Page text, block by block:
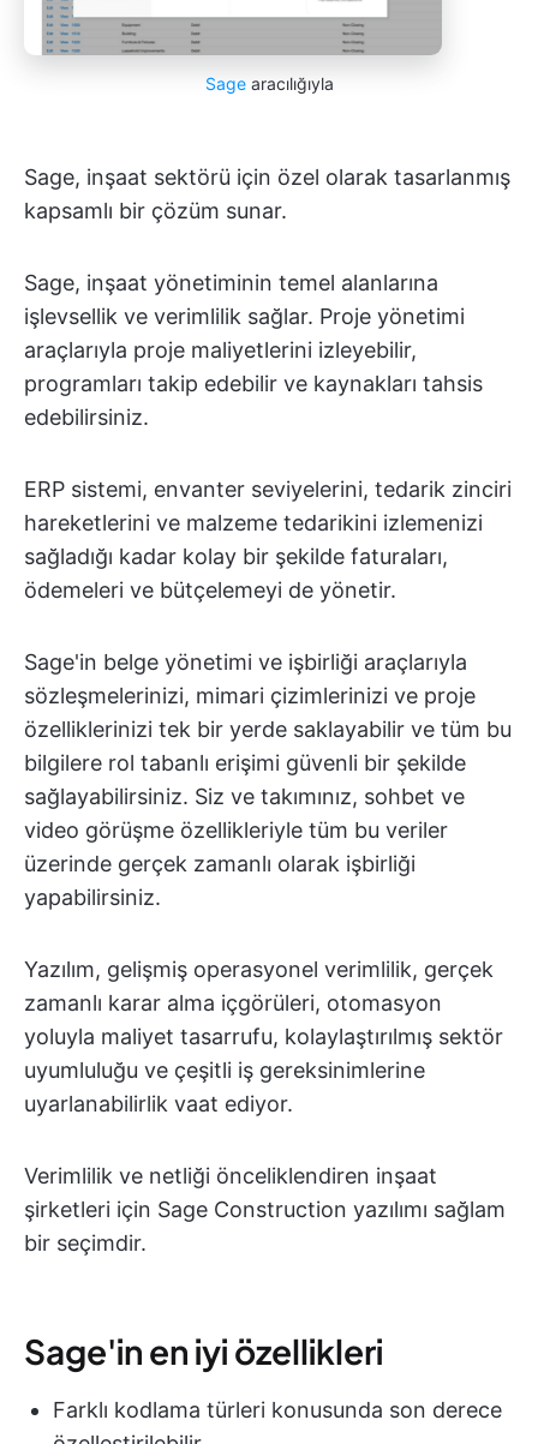
Sagearacılığıyla
Sage, inşaat sektörü için özel olarak tasarlanmış
kapsamlı bir çözüm sunar.
Sage, inşaat yönetiminin temel alanlarına
işlevsellik ve verimlilik sağlar. Proje yönetimi
araçlarıyla proje maliyetlerini izleyebilir,
programları takip edebilir ve kaynakları tahsis
edebilirsiniz.
ERP sistemi, envanter seviyelerini, tedarik zinciri
hareketlerini ve malzeme tedarikini izlemenizi
sağladığı kadar kolay bir şekilde faturaları,
ödemeleri ve bütçelemeyi de yönetir.
Sage'in belge yönetimi ve işbirliği araçlarıyla
sözleşmelerinizi, mimari çizimlerinizi ve proje
özelliklerinizi tek bir yerde saklayabilir ve tüm bu
bilgilere rol tabanlı erişimi güvenli bir şekilde
sağlayabilirsiniz. Siz ve takımınız, sohbet ve
video görüşme özellikleriyle tüm bu veriler
üzerinde gerçek zamanlı olarak işbirliği
yapabilirsiniz.
Yazılım, gelişmiş operasyonel verimlilik, gerçek
zamanlı karar alma içgörüleri, otomasyon
yoluyla maliyet tasarrufu, kolaylaştırılmış sektör
uyumluluğu ve çeşitli iş gereksinimlerine
uyarlanabilirlik vaat ediyor.
Verimlilik ve netliği önceliklendiren inşaat
şirketleri için Sage Construction yazılımı sağlam
bir seçimdir.
Sage'in en iyi özellikleri
Farklı kodlama türleri konusunda son derece